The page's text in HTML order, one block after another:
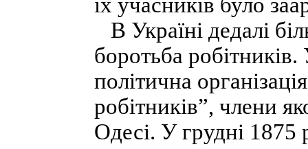
В Україні дедалі
боротьба
політична
робітників”, члени
Одесі. У грудні